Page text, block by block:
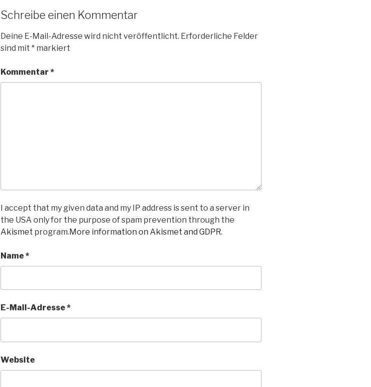
Schreibe einen Kommentar
Deine E-Mail-Adresse wird nicht veröffentlicht. Erforderliche Felder
sind mit * markiert
Kommentar *
I accept that my given data and my IP address is sent to a server in
the USA only for the purpose of spam prevention through the
Akismet program.More information on Akismet and GDPR.
Name*
E-Mail-Adresse*
Website